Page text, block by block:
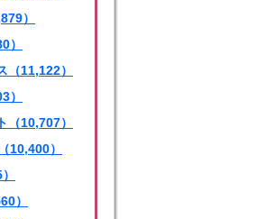
）
）
（11,122）
）
（10,707）
10,400）
）